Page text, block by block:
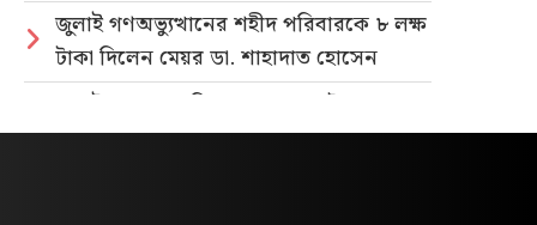
জুলাই গণঅভ্যুত্থানের শহীদ পরিবারকে ৮ লক্ষ
টাকা দিলেন মেয়র ডা. শাহাদাত হোসেন
জুলাই গণহত্যার বিচার ও গণভোটের গণরায়
বাস্তবায়নের দাবিতে জাতীয় ছাত্রশক্তির